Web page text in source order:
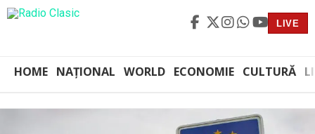
LIVE
HOME NAȚIONAL WORLD ECONOMIE CULTURĂ